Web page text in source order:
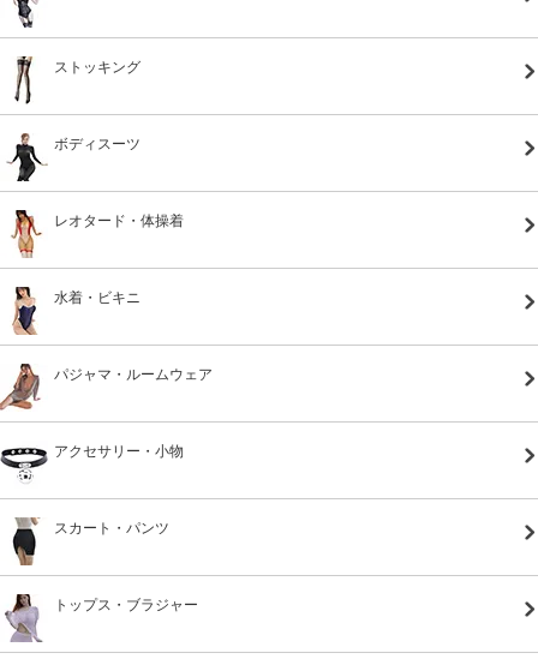
ストッキング
ボディスーツ
レオタード・体操着
水着・ビキニ
パジャマ・ルームウェア
アクセサリー・小物
スカート・パンツ
トップス・ブラジャー